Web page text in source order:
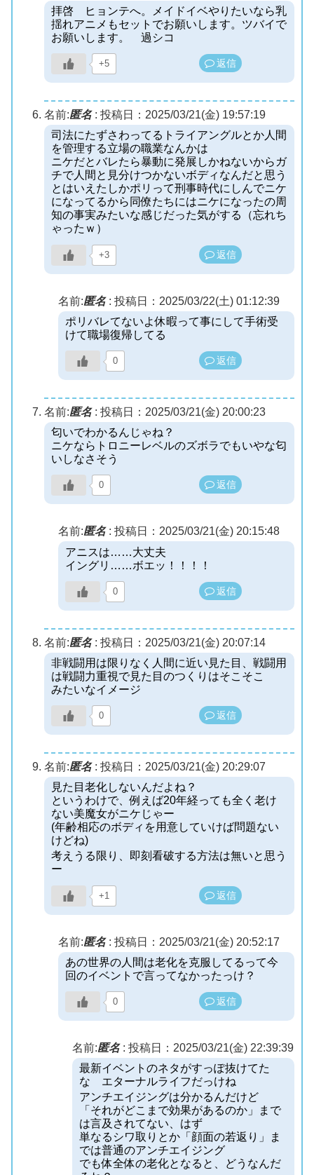
拝啓 ヒョンテへ。メイドイベやりたいなら乳
揺れアニメもセットでお願いします。ツバイで
お願いします。 過シコ
+5 返信
名前:匿名: 投稿日：2025/03/21(金) 19:57:19
司法にたずさわってるトライアングルとか人間
を管理する立場の職業なんかは
ニケだとバレたら暴動に発展しかねないからガ
チで人間と見分けつかないボディなんだと思う
とはいえたしかポリって刑事時代にしんでニケ
になってるから同僚たちにはニケになったの周
知の事実みたいな感じだった気がする（忘れち
ゃったｗ）
+3 返信
名前:匿名: 投稿日：2025/03/22(土) 01:12:39
ポリバレてないよ休暇って事にして手術受
けて職場復帰してる
0 返信
名前:匿名: 投稿日：2025/03/21(金) 20:00:23
匂いでわかるんじゃね？
ニケならトロニーレベルのズボラでもいやな匂
いしなさそう
0 返信
名前:匿名: 投稿日：2025/03/21(金) 20:15:48
アニスは……大丈夫
イングリ……ボエッ！！！！
0 返信
名前:匿名: 投稿日：2025/03/21(金) 20:07:14
非戦闘用は限りなく人間に近い見た目、戦闘用
は戦闘力重視で見た目のつくりはそこそこ
みたいなイメージ
0 返信
名前:匿名: 投稿日：2025/03/21(金) 20:29:07
見た目老化しないんだよね？
というわけで、例えば20年経っても全く老け
ない美魔女がニケじゃー
(年齢相応のボディを用意していけば問題ない
けどね)
考えうる限り、即刻看破する方法は無いと思う
ー
+1 返信
名前:匿名: 投稿日：2025/03/21(金) 20:52:17
あの世界の人間は老化を克服してるって今
回のイベントで言ってなかったっけ？
0 返信
名前:匿名: 投稿日：2025/03/21(金) 22:39:39
最新イベントのネタがすっぽ抜けてた
な エターナルライフだっけね
アンチエイジングは分かるんだけど
「それがどこまで効果があるのか」まで
は言及されてない、はず
単なるシワ取りとか「顔面の若返り」ま
では普通のアンチエイジング
でも体全体の老化となると、どうなんだ